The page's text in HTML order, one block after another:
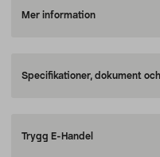
Mer information
Specifikationer, dokument
Trygg E-Handel